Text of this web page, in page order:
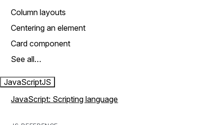
Column layouts
Centering an element
Card component
See all…
JavaScriptJS
JavaScript: Scripting language